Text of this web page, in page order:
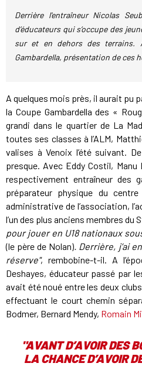
Derrière l'entraîneur Nicolas
d’éducateurs qui s’occupe des
sur et en dehors des terrains.
Gambardella, présentation de ces
A quelques mois près, il aurait pu
la Coupe Gambardella des «
grandi dans le quartier de La
toutes ses classes à l’ALM,
valises à Venoix l’été suivant.
presque. Avec Eddy Costil, Manu
respectivement entraîneur des
préparateur physique du
administrative de l’association,
l’un des plus anciens membres du
pour jouer en U18 nationaux
(le père de Nolan). Derrière, j’ai
réserve", rembobine-t-il. A
Deshayes, éducateur passé par
avait été noué entre les deux
effectuant le court chemin
Bodmer, Bernard Mendy, Romain
"AVANT D’AVOIR DES
LA CHANCE D’AVOIR